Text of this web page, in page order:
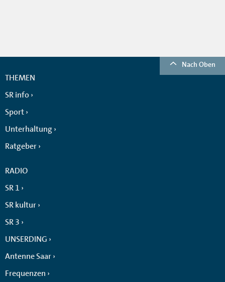
Nach Oben
THEMEN
SR info
Sport
Unterhaltung
Ratgeber
RADIO
SR 1
SR kultur
SR 3
UNSERDING
Antenne Saar
Frequenzen